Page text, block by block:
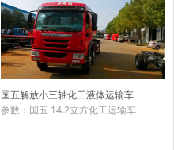
国五解放小三轴化工液体运输车
参数：国五 14.2立方化工运输车